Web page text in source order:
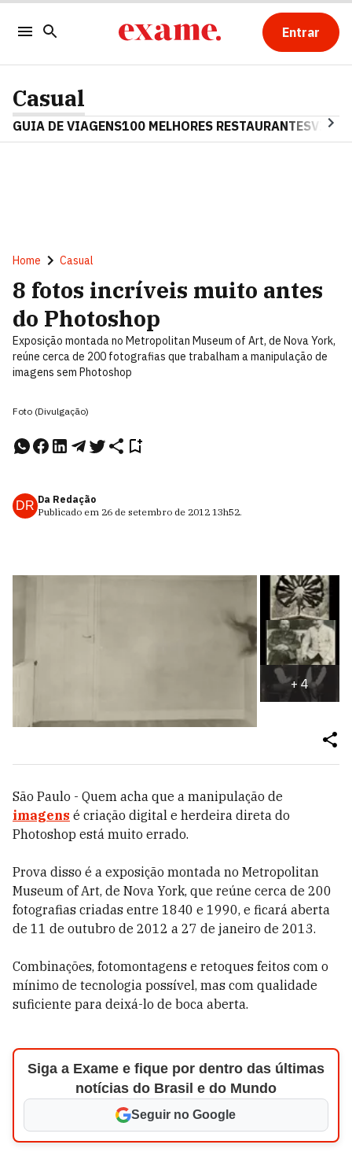
Entrar
Casual
GUIA DE VIAGENS100 MELHORES RESTAURANTES
Home Casual
8 fotos incríveis muito antes
do Photoshop
Exposição montada no Metropolitan Museum of Art, de Nova York,
reúne cerca de 200 fotografias que trabalham a manipulação de
imagens sem Photoshop
Foto (Divulgação)
DR Da Redação
Publicado em 26 de setembro de 2012 13h52.
+4
São Paulo - Quem acha que a manipulação de
imagens é criação digital e herdeira direta do
Photoshop está muito errado.
Prova disso é a exposição montada no Metropolitan
Museum of Art, de Nova York, que reúne cerca de 200
fotografias criadas entre 1840 e 1990, e ficará aberta
de 11 de outubro de 2012 a 27 de janeiro de 2013.
Combinações, fotomontagens e retoques feitos com o
mínimo de tecnologia possível, mas com qualidade
suficiente para deixá-lo de boca aberta.
Siga a Exame e fique por dentro das últimas
notícias do Brasil e do Mundo
Seguir no Google